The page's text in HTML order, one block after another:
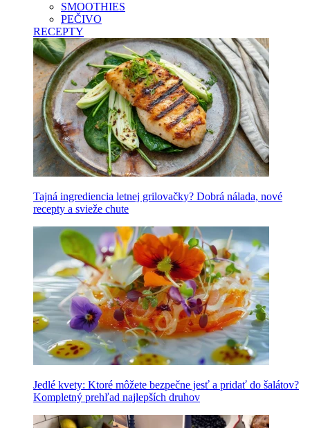
SMOOTHIES
PEČIVO
RECEPTY
Tajná ingrediencia letnej grilovačky? Dobrá nálada, nové
recepty a svieže chute
Jedlé kvety: Ktoré môžete bezpečne jesť a pridať do šalátov?
Kompletný prehľad najlepších druhov